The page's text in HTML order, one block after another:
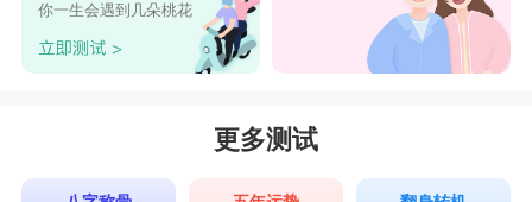
你一生会遇到几朵桃花
更多测试